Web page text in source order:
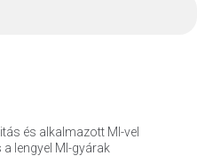
és alkalmazott MI-vel
lengyel MI-gyárak